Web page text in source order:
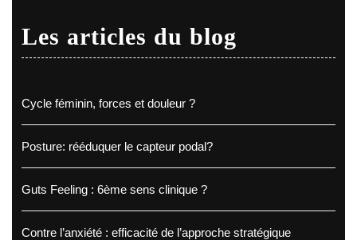
Les articles du blog
Cycle féminin, forces et douleur ?
Posture: rééduquer le capteur podal?
Guts Feeling : 6ème sens clinique ?
Contre l’anxiété : efficacité de l’approche stratégique